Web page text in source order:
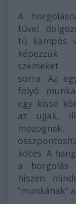
A
tűvel
tű kampós
szemeket
sorra. Az
folyó
egy kissé
az ujjak,
kötés. A
a horgolás
hiszen
”munkának”